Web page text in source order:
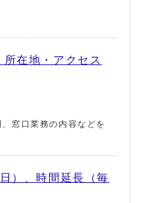
在地・アクセス
窓口業務の内容などを
）、時間延長（毎